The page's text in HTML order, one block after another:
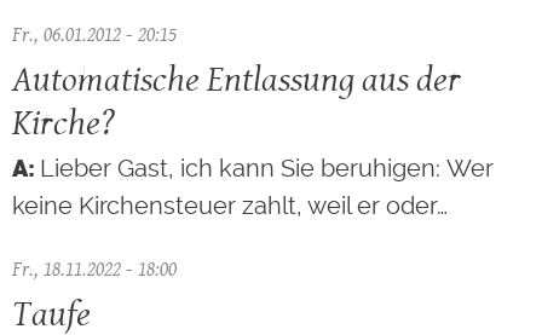
Fr., 06.01.2012 - 20:15
Automatische Entlassung aus der
Kirche?
Lieber Gast, ich kann Sie beruhigen: Wer
keine Kirchensteuer zahlt, weil er oder…
Fr., 18.11.2022 - 18:00
Taufe